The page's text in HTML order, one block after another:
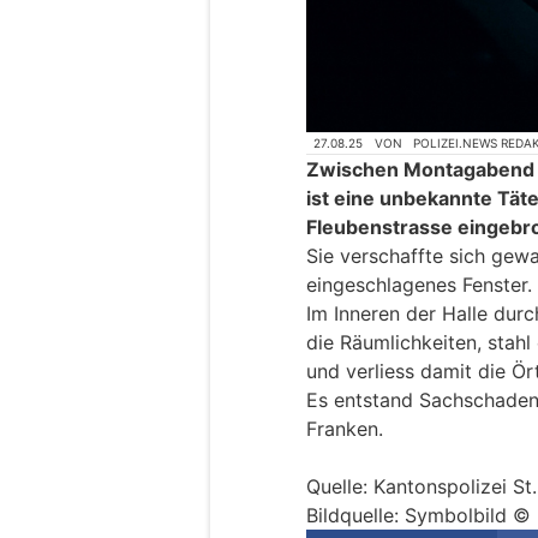
27.08.25 VON POLIZEI.NEWS
Zwischen
ist eine unbekannte
Fleubenstrasse
Sie verschaffte sich
eingeschlagenes Fenster.
Im Inneren der Halle
die Räumlichkeiten,
und verliess damit die
Es entstand
Franken.
Quelle: Kantonspolizei
Bildquelle: Symbolbild ©